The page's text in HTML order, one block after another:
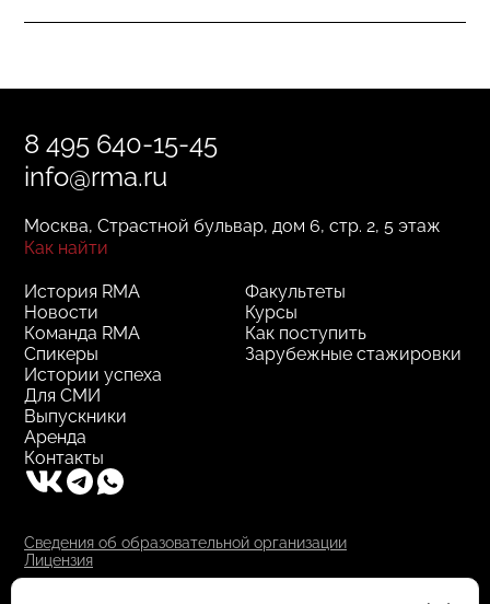
8 495 640-15-45
info@rma.ru
Москва, Страстной бульвар, дом 6, стр. 2, 5 этаж
Как найти
Факультеты
Курсы
Как поступить
Зарубежные стажировки
История RMA
Новости
Команда RMA
Спикеры
Истории успеха
Для СМИ
Выпускники
Аренда
Контакты
Сведения об образовательной организации
Лицензия